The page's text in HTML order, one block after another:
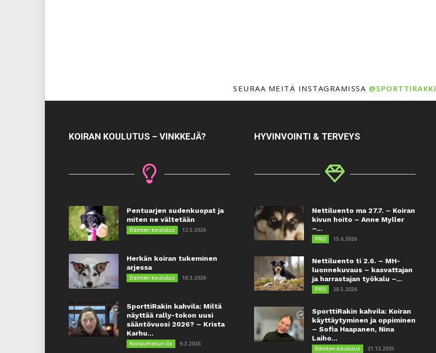
SEURAA MEITÄ INSTAGRAMISSA @SPORTTIRAKKI
KOIRAN KOULUTUS – VINKKEJÄ?
Pentuarjen sudenkuopat ja
miten ne vältetään
Eläinten koulutus 12.5.2026
Herkän koiran tukeminen
arjessa
Eläinten koulutus 18.3.2026
SporttiRakin kahvila: Miltä
näyttää rally-tokon uusi
sääntövuosi 2026? – Krista
Karhu...
Koiraurheilun ilo 9.2.2026
HYVINVOINTI & TERVEYS
Nettiluento ma 27.7. – Koiran
kivun hoito – Anne Myller
–...
PRO 15.6.2026
Nettiluento ti 2.6. – MH-
luonnekuvaus – kasvattajan
ja harrastajan työkalu –...
PRO 28.5.2026
SporttiRakin kahvila: Koiran
käyttäytyminen ja oppiminen
– Sofia Haapanen, Nina
Laiho...
Eläinten koulutus 21.12.2025